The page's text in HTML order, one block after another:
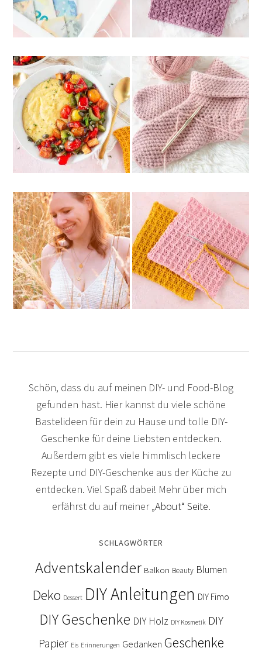
Schön, dass du auf meinen DIY- und Food-Blog
gefunden hast. Hier kannst du viele schöne
Bastelideen für dein zu Hause und tolle DIY-
Geschenke für deine Liebsten entdecken.
Außerdem gibt es viele himmlisch leckere
Rezepte und DIY-Geschenke aus der Küche zu
entdecken. Viel Spaß dabei! Mehr über mich
erfährst du auf meiner„About“ Seite.
SCHLAGWÖRTER
Adventskalender Balkon Beauty Blumen
Deko Dessert DIY Anleitungen DIY Fimo
DIY Geschenke DIY Holz DIY Kosmetik DIY
Papier Eis Erinnerungen Gedanken Geschenke